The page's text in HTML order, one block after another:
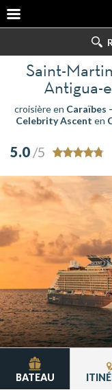
Saint-
Antigua-
croisière en Caraïbes
Celebrity Ascent en
5.0 /5
BATEAU